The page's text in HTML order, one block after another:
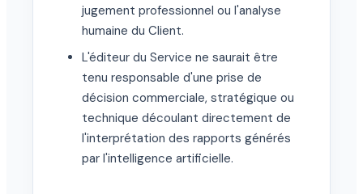
jugement professionnel ou l'analyse
humaine du Client.
L'éditeur du Service ne saurait être
tenu responsable d'une prise de
décision commerciale, stratégique ou
technique découlant directement de
l'interprétation des rapports générés
par l'intelligence artificielle.